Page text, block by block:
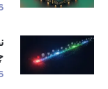
2026
2026